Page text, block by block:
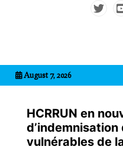
August 7, 2026
HCRRUN en
vulnérables de